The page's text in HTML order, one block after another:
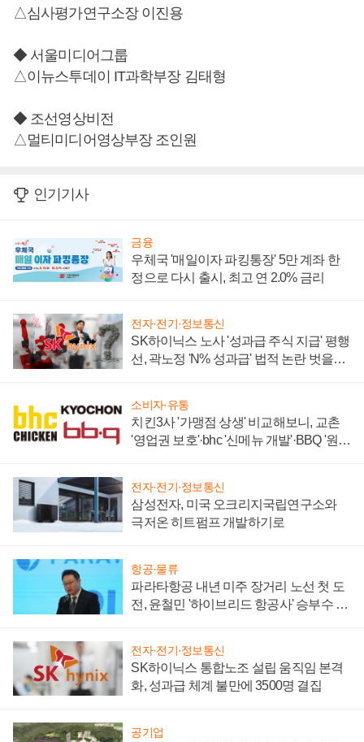
△심사평가연구소장 이진용
◆ 서울미디어그룹
△이뉴스투데이 IT과학부장 김태형
◆ 조선영상비전
△멀티미디어영상부장 조인원
인기기사
금융
우체국 '매일이자 파킹통장' 5만 계좌 한
정으로 다시 출시, 최고 연 2.0% 금리
전자·전기·정보통신
SK하이닉스 노사 '성과급 주식 지급' 평행
선, 곽노정 'N% 성과급' 법적 논란 벗을지
소비자·유통
치킨3사 '가맹점 상생' 비교해보니, 교촌
'영업권 보호'·bhc '신메뉴 개발'·BBQ '원가
전자·전기·정보통신
삼성전자, 미국 오크리지국립연구소와
극저온 히트펌프 개발하기로
항공·물류
파라타항공 내년 미주 장거리 노선 첫 도
전, 윤철민 '하이브리드 항공사' 승부수 통
전자·전기·정보통신
SK하이닉스 통합노조 설립 움직임 본격
화, 성과급 체계 불만에 3500명 결집
공기업